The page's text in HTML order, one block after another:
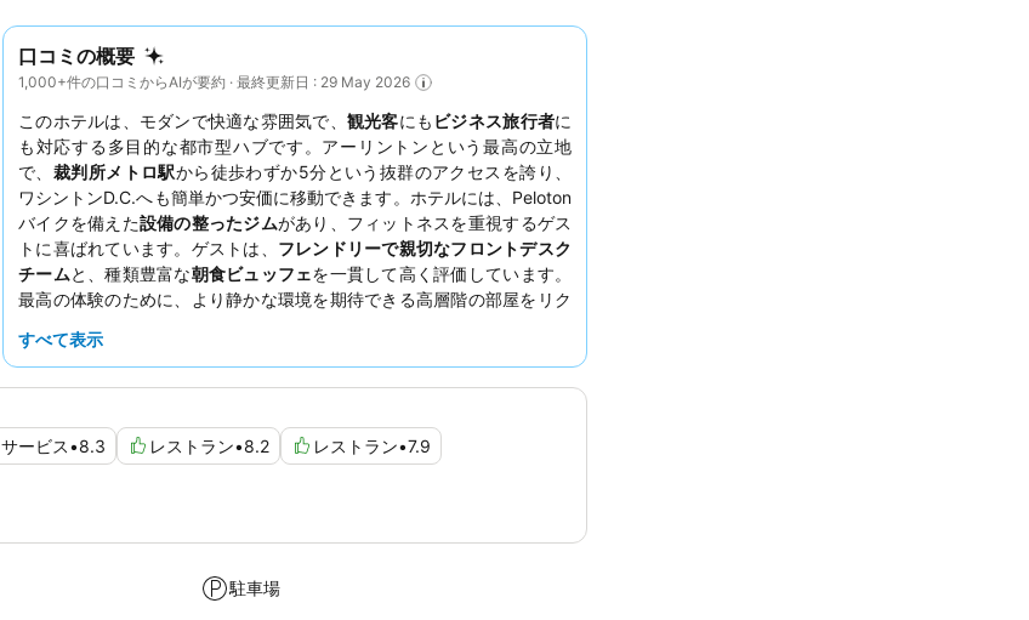
口コミの概要
1,000+件の口コミからAIが要約 · 最終更新日 : 29 May 2026
このホテルは、モダンで快適な雰囲気で、 観光客にも ビジネス旅行者に
も対応する多目的な都市型ハブです。アーリントンという最高の立地
で、 裁判所メトロ駅から徒歩わずか5分という抜群のアクセスを誇り、
ワシントンD.C.へも簡単かつ安価に移動できます。ホテルには、Peloton
バイクを備えた設備の整ったジムがあり、フィットネスを重視するゲス
トに喜ばれています。ゲストは、 フレンドリーで親切なフロントデスク
チームと、種類豊富な朝食ビュッフェを一貫して高く評価しています。
最高の体験のために、より静かな環境を期待できる高層階の部屋をリク
すべて表示
サービス•8.3 レストラン•8.2 レストラン•7.9
駐車場